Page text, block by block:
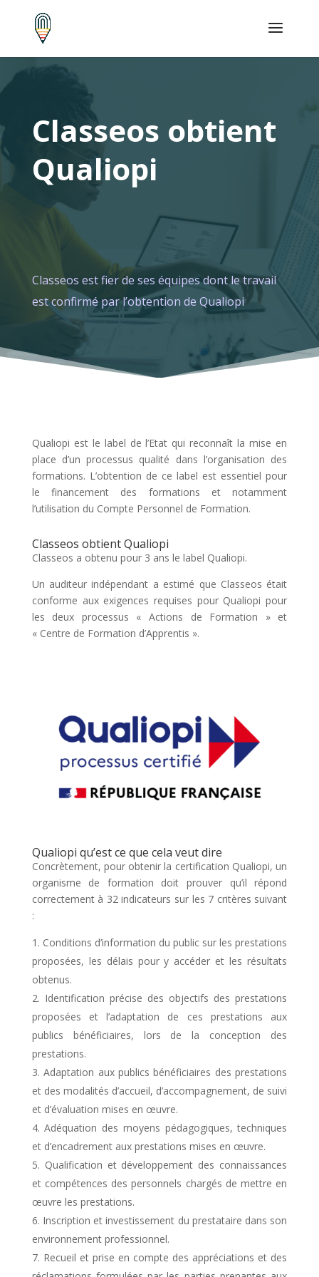
Classeos obtient
Qualiopi
Classeos est fier de ses équipes dont le travail
est confirmé par l’obtention de Qualiopi
Qualiopi est le label de l’Etat qui reconnaît la mise en
place d’un processus qualité dans l’organisation des
formations. L’obtention de ce label est essentiel pour
le financement des formations et notamment
l’utilisation du Compte Personnel de Formation.
Classeos obtient Qualiopi
Classeos a obtenu pour 3 ans le label Qualiopi.
Un auditeur indépendant a estimé que Classeos était
conforme aux exigences requises pour Qualiopi pour
les deux processus « Actions de Formation » et
« Centre de Formation d’Apprentis ».
Qualiopi qu’est ce que cela veut dire
Concrètement, pour obtenir la certification Qualiopi, un
organisme de formation doit prouver qu’il répond
correctement à 32 indicateurs sur les 7 critères suivant
:
Conditions d’information du public sur les prestations
proposées, les délais pour y accéder et les résultats
obtenus.
Identification précise des objectifs des prestations
proposées et l’adaptation de ces prestations aux
publics bénéficiaires, lors de la conception des
prestations.
Adaptation aux publics bénéficiaires des prestations
et des modalités d’accueil, d’accompagnement, de suivi
et d’évaluation mises en œuvre.
Adéquation des moyens pédagogiques, techniques
et d’encadrement aux prestations mises en œuvre.
Qualification et développement des connaissances
et compétences des personnels chargés de mettre en
œuvre les prestations.
Inscription et investissement du prestataire dans son
environnement professionnel.
Recueil et prise en compte des appréciations et des